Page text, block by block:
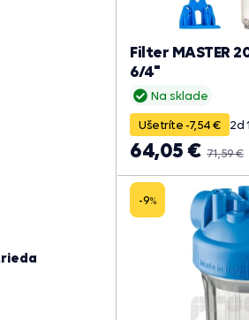
Na sklade
Filter MASTER
6/4"
Ušetríte -7,54 € 2d
71,59 €
64,05 €
-9%